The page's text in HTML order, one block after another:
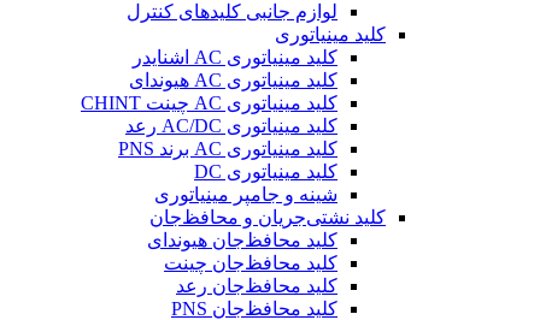
لوازم جانبی کلیدهای کنترل
کلید مینیاتوری
کلید مینیاتوری AC اشنایدر
کلید مینیاتوری AC هیوندای
کلید مینیاتوری AC چینت CHINT
کلید مینیاتوری AC/DC رعد
کلید مینیاتوری AC برند PNS
کلید مینیاتوری DC
شینه و جامپر مینیاتوری
کلید نشتی‌جریان و محافظ‌جان
کلید محافظ‌جان هیوندای
کلید محافظ‌جان چینت
کلید محافظ‌جان رعد
کلید محافظ‌جان PNS